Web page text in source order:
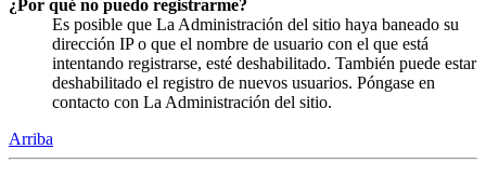
¿Por qué no puedo registrarme?
Es posible que La Administración del sitio haya baneado su
dirección IP o que el nombre de usuario con el que está
intentando registrarse, esté deshabilitado. También puede estar
deshabilitado el registro de nuevos usuarios. Póngase en
contacto con La Administración del sitio.
Arriba